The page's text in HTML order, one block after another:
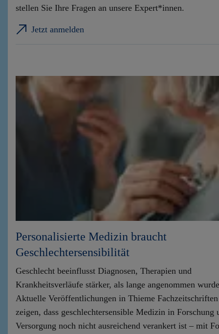
stellen Sie Ihre Fragen an unsere Expert*innen.
Jetzt anmelden
Personalisierte Medizin braucht
Geschlechtersensibilität
Geschlecht beeinflusst Diagnosen, Therapien und
Krankheitsverläufe stärker, als lange angenommen
Aktuelle Veröffentlichungen in Thieme Fachzeitschriften
zeigen, dass geschlechtersensible Medizin in Forschung
Versorgung noch nicht ausreichend verankert ist – mit